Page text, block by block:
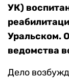
УК)
Уральском.
ведомства
Дело